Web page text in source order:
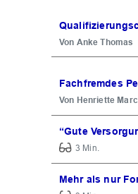
Anke Thomas
Fachfremdes
Henriette
“Gute
3 Min.
Mehr als nur